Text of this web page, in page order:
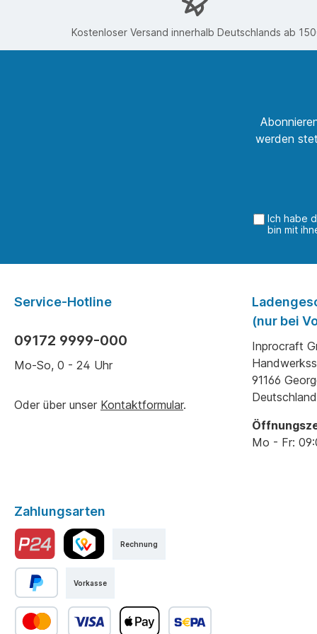
Durch
er in
von
als
Sie
3d24
Kostenloser Versand innerhalb Deutschlands ab
werden
Ich habe
bin mit
Service-Hotline
09172 9999-000
Mo-So, 0 - 24 Uhr
Oder über unser Kontaktformular.
(nur bei
Inprocraft
91166
Deutschland
Mo - Fr:
Zahlungsarten
Vorkasse
Rechnung